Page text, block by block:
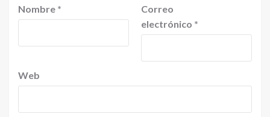
Nombre *
Correo
electrónico *
Web